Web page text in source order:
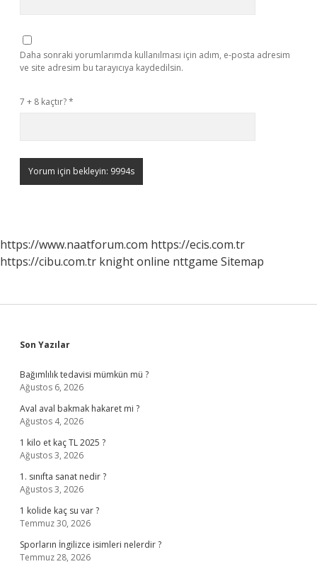
Daha sonraki yorumlarımda kullanılması için adım, e-posta adresim
ve site adresim bu tarayıcıya kaydedilsin.
7 + 8 kaçtır?*
https://www.naatforum.com https://ecis.com.tr
https://cibu.com.tr knight online nttgame Sitemap
Sidebar
Son Yazılar
Bağımlılık tedavisi mümkün mü ?
Ağustos 6, 2026
Aval aval bakmak hakaret mi ?
Ağustos 4, 2026
1 kilo et kaç TL 2025 ?
Ağustos 3, 2026
1. sınıfta sanat nedir ?
Ağustos 3, 2026
1 kolide kaç su var ?
Temmuz 30, 2026
Sporların İngilizce isimleri nelerdir ?
Temmuz 28, 2026